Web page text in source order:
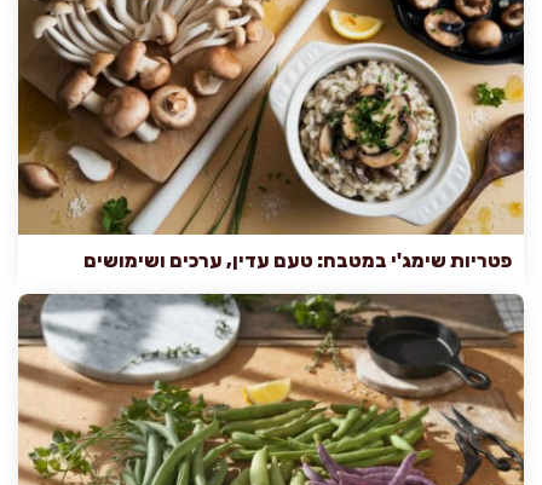
פטריות שימג'י במטבח: טעם עדין, ערכים ושימושים